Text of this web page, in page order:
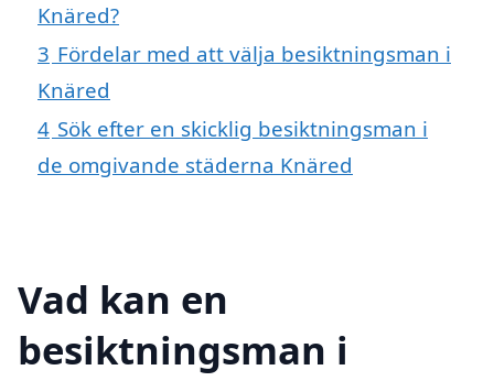
Knäred?
3 Fördelar med att välja besiktningsman i
Knäred
4 Sök efter en skicklig besiktningsman i
de omgivande städerna Knäred
Vad kan en
besiktningsman i